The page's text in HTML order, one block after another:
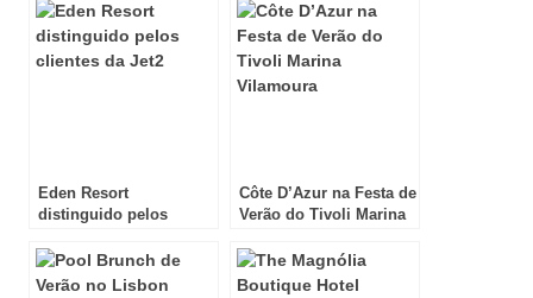
Eden Resort
distinguido pelos
Côte D’Azur na Festa de
Verão do Tivoli Marina